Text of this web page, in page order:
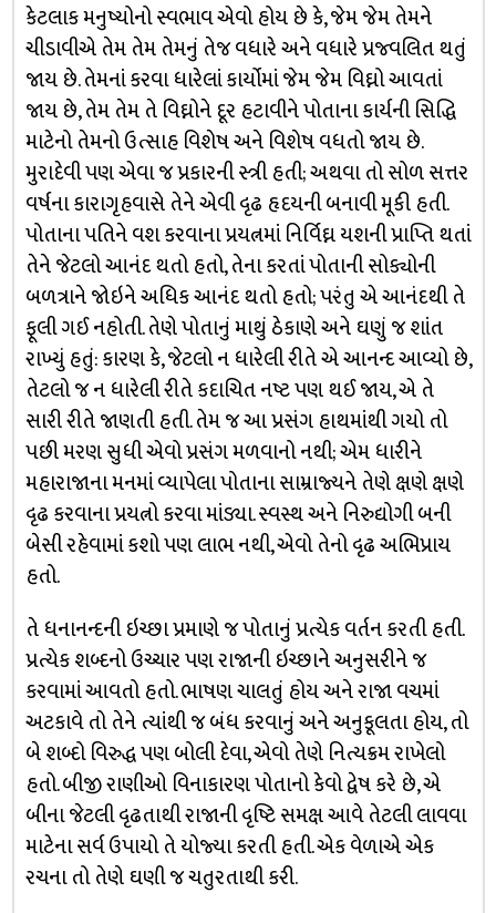
કેટલાક મનુષ્યોનો સ્વભાવ એવો હોય છે કે, જેમ જેમ તેમને
ચીડાવીએ તેમ તેમ તેમનું તેજ વધારે અને વધારે પ્રજ્વલિત થતું
જાય છે. તેમનાં કરવા ધારેલાં કાર્યોમાં જેમ જેમ વિઘ્નો આવતાં
જાય છે, તેમ તેમ તે વિઘ્નોને દૂર હટાવીને પોતાના કાર્યની સિદ્ધિ
માટેનો તેમનો ઉત્સાહ વિશેષ અને વિશેષ વધતો જાય છે.
મુરાદેવી પણ એવા જ પ્રકારની સ્ત્રી હતી; અથવા તો સોળ સત્તર
વર્ષના કારાગૃહવાસે તેને એવી દૃઢ હૃદયની બનાવી મૂકી હતી.
પોતાના પતિને વશ કરવાના પ્રયત્નમાં નિર્વિઘ્ન યશની પ્રાપ્તિ થતાં
તેને જેટલો આનંદ થતો હતો, તેના કરતાં પોતાની સોક્યોની
બળત્રાને જોઇને અધિક આનંદ થતો હતો; પરંતુ એ આનંદથી તે
ફૂલી ગઈ નહોતી. તેણે પોતાનું માથું ઠેકાણે અને ઘણું જ શાંત
રાખ્યું હતું: કારણ કે, જેટલો ન ધારેલી રીતે એ આનન્દ આવ્યો છે,
તેટલો જ ન ધારેલી રીતે કદાચિત નષ્ટ પણ થઈ જાય, એ તે
સારી રીતે જાણતી હતી. તેમ જ આ પ્રસંગ હાથમાંથી ગયો તો
પછી મરણ સુધી એવો પ્રસંગ મળવાનો નથી; એમ ધારીને
મહારાજાના મનમાં વ્યાપેલા પોતાના સામ્રાજ્યને તેણે ક્ષણે ક્ષણે
દૃઢ કરવાના પ્રયત્નો કરવા માંડ્યા. સ્વસ્થ અને નિરુદ્યોગી બની
બેસી રહેવામાં કશો પણ લાભ નથી, એવો તેનો દૃઢ અભિપ્રાય
હતો.
તે ધનાનન્દની ઇચ્છા પ્રમાણે જ પોતાનું પ્રત્યેક વર્તન કરતી હતી.
પ્રત્યેક શબ્દનો ઉચ્ચાર પણ રાજાની ઇચ્છાને અનુસરીને જ
કરવામાં આવતો હતો. ભાષણ ચાલતું હોય અને રાજા વચમાં
અટકાવે તો તેને ત્યાંથી જ બંધ કરવાનું અને અનુકૂલતા હોય, તો
બે શબ્દો વિરુદ્ધ પણ બોલી દેવા, એવો તેણે નિત્યક્રમ રાખેલો
હતો. બીજી રાણીઓ વિનાકારણ પોતાનો કેવો દ્વેષ કરે છે, એ
બીના જેટલી દૃઢતાથી રાજાની દૃષ્ટિ સમક્ષ આવે તેટલી લાવવા
માટેના સર્વ ઉપાયો તે યોજ્યા કરતી હતી. એક વેળાએ એક
રચના તો તેણે ઘણી જ ચતુરતાથી કરી.